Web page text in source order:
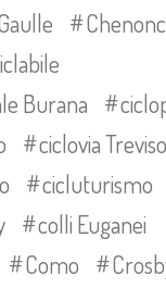
Burana
ciclovia
cicluturismo
colli Euganei
Como